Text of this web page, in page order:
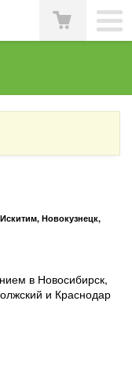
Новокузнецк,
в Новосибирск,
и Краснодар